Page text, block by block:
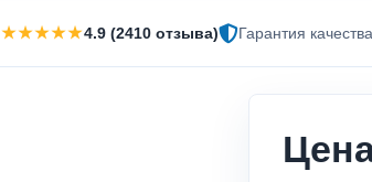
★★★★★4.9 (2410 отзыва) Гарантия качества